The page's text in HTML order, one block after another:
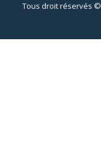
Tous droit réservés